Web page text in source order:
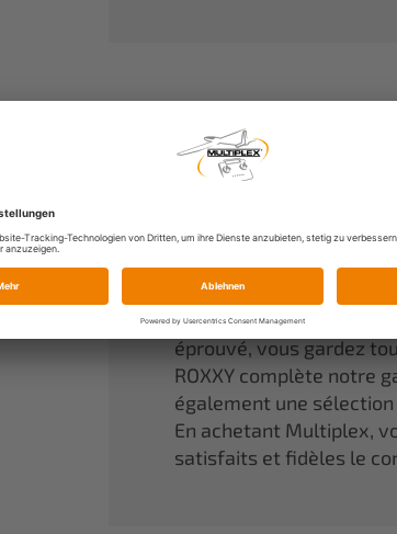
Une référence
aux rêves d'enfant de
Nos modèles en
performances
éprouvé, vous gardez
ROXXY complète notre
également une
En achetant Multiplex,
satisfaits et fidèles le